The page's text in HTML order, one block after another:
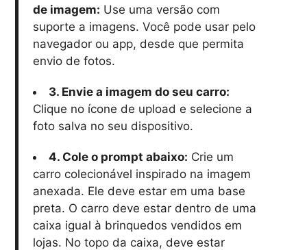
de imagem: Use uma versão com
suporte a imagens. Você pode usar pelo
navegador ou app, desde que permita
envio de fotos.
3. Envie a imagem do seu carro:
Clique no ícone de upload e selecione a
foto salva no seu dispositivo.
4. Cole o prompt abaixo: Crie um
carro colecionável inspirado na imagem
anexada. Ele deve estar em uma base
preta. O carro deve estar dentro de uma
caixa igual à brinquedos vendidos em
lojas. No topo da caixa, deve estar